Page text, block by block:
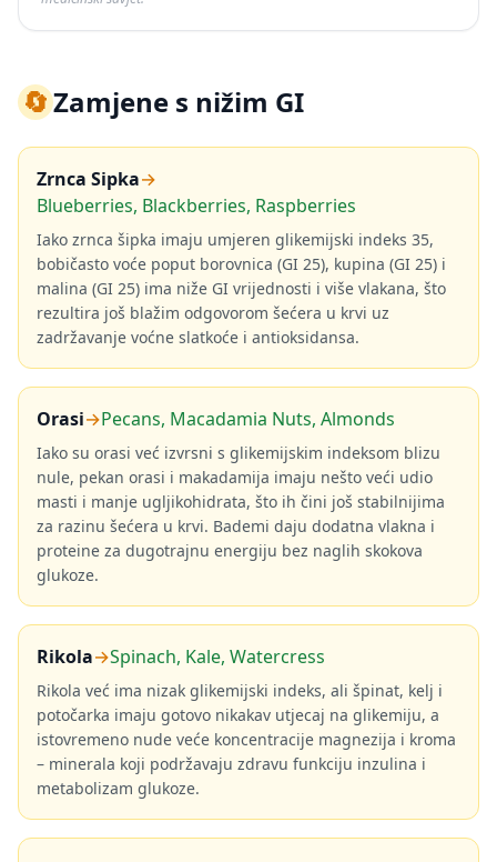
🔄Zamjene s nižim GI
Zrnca Sipka→
Blueberries, Blackberries, Raspberries
Iako zrnca šipka imaju umjeren glikemijski indeks 35,
bobičasto voće poput borovnica (GI 25), kupina (GI 25) i
malina (GI 25) ima niže GI vrijednosti i više vlakana, što
rezultira još blažim odgovorom šećera u krvi uz
zadržavanje voćne slatkoće i antioksidansa.
Orasi→Pecans, Macadamia Nuts, Almonds
Iako su orasi već izvrsni s glikemijskim indeksom blizu
nule, pekan orasi i makadamija imaju nešto veći udio
masti i manje ugljikohidrata, što ih čini još stabilnijima
za razinu šećera u krvi. Bademi daju dodatna vlakna i
proteine za dugotrajnu energiju bez naglih skokova
glukoze.
Rikola→Spinach, Kale, Watercress
Rikola već ima nizak glikemijski indeks, ali špinat, kelj i
potočarka imaju gotovo nikakav utjecaj na glikemiju, a
istovremeno nude veće koncentracije magnezija i kroma
– minerala koji podržavaju zdravu funkciju inzulina i
metabolizam glukoze.